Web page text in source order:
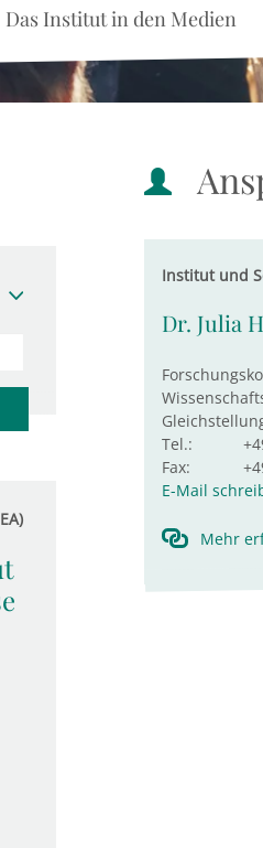
Das Institut in den Medien
Institut und
Dr. Julia
Tel.:
Fax:
E-Mail
Mehr